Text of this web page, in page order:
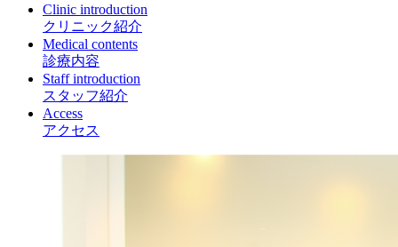
Clinic introduction
クリニック紹介
Medical contents
診療内容
Staff introduction
スタッフ紹介
Access
アクセス